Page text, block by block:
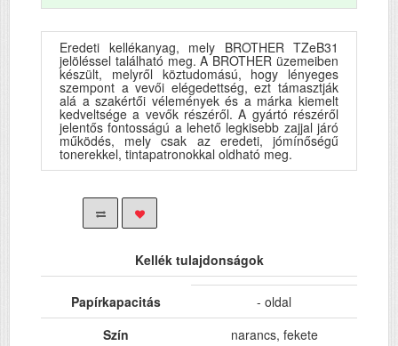
Eredeti kellékanyag, mely BROTHER TZeB31
jelöléssel található meg. A BROTHER üzemeiben
készült, melyről köztudomású, hogy lényeges
szempont a vevői elégedettség, ezt támasztják
alá a szakértői vélemények és a márka kiemelt
kedveltsége a vevők részéről. A gyártó részéről
jelentős fontosságú a lehető legkisebb zajjal járó
működés, mely csak az eredeti, jómínőségű
tonerekkel, tintapatronokkal oldható meg.
Kellék tulajdonságok
Papírkapacitás
- oldal
Szín
narancs, fekete